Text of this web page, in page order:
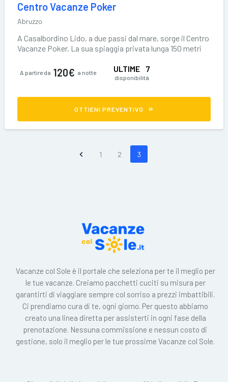
Centro Vacanze Poker
Abruzzo
A Casalbordino Lido, a due passi dal mare, sorge il Centro
Vacanze Poker. La sua spiaggia privata lunga 150 metri
A partire da 120€ a notte ULTIME 7
disponibilità
OTTIENI PREVENTIVO
1 2 3
Vacanze col Sole è il portale che seleziona per te il meglio per
le tue vacanze. Creiamo pacchetti cuciti su misura per
garantirti di viaggiare sempre col sorriso a prezzi imbattibili.
Ci prendiamo cura di te, ogni giorno. Per questo abbiamo
creato una linea diretta per assisterti in ogni fase della
prenotazione. Nessuna commissione e nessun costo di
gestione, solo il meglio per le tue prossime Vacanze col Sole.